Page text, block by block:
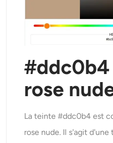
#ddc0b4
rose
La teinte #ddc0b4 est
rose nude. Il s'agit